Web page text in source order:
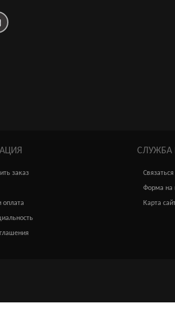
заказ
оплата
СЛУЖБА
Форма на
Карта